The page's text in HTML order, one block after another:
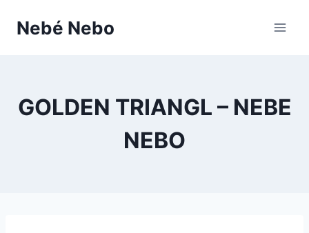
Nebé Nebo
GOLDEN TRIANGL – NEBE
NEBO